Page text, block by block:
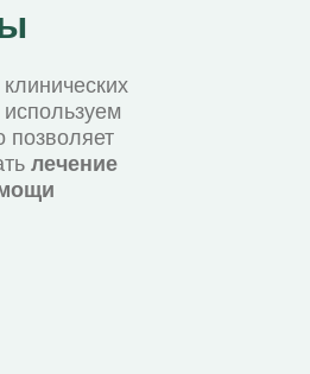
позволяет
лечение